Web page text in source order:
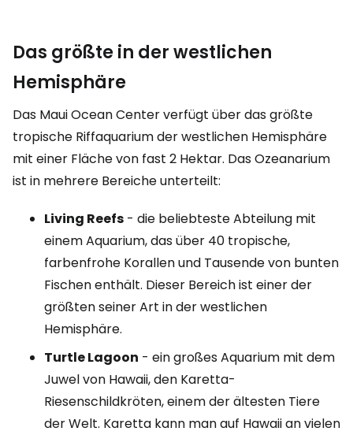
Das größte in der westlichen
Hemisphäre
Das Maui Ocean Center verfügt über das größte
tropische Riffaquarium der westlichen Hemisphäre
mit einer Fläche von fast 2 Hektar. Das Ozeanarium
ist in mehrere Bereiche unterteilt:
Living Reefs - die beliebteste Abteilung mit
einem Aquarium, das über 40 tropische,
farbenfrohe Korallen und Tausende von bunten
Fischen enthält. Dieser Bereich ist einer der
größten seiner Art in der westlichen
Hemisphäre.
Turtle Lagoon - ein großes Aquarium mit dem
Juwel von Hawaii, den Karetta-
Riesenschildkröten, einem der ältesten Tiere
der Welt. Karetta kann man auf Hawaii an vielen